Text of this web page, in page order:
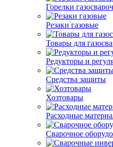
Горелки
Резаки газовые
Товары для
Редукторы и
Средства защиты
Хозтовары
Расходные
Сварочное